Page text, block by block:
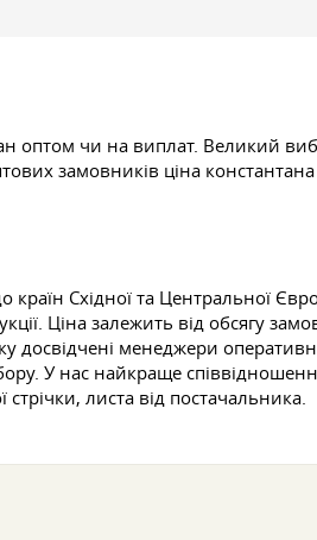
оптом чи на виплат. Великий
замовників ціна константана
Східної та Центральної
Ціна залежить від обсягу
досвідчені менеджери
У нас найкраще
листа від постачальника.